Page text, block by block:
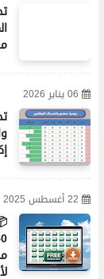
06 يناير 2026
22 أغسطس 2025